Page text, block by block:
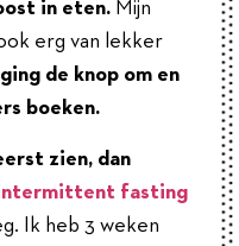
in eten. Mijn
erg van lekker
de knop om en
boeken.
zien, dan
fasting
Ik heb 3 weken